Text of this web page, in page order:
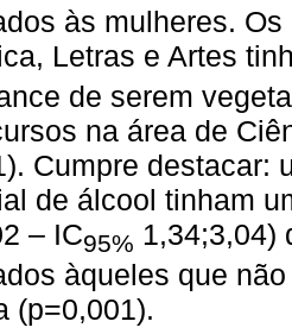
às mulheres.
Letras e Artes
de serem
na área de
Cumpre destacar:
de álcool tinham
– IC95% 1,34;3,04)
àqueles que
(p=0,001).